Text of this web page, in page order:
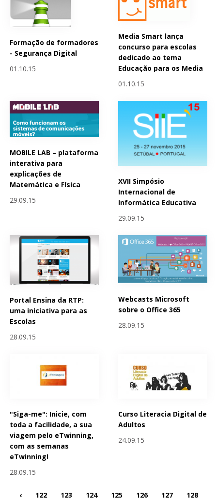
Formação de formadores
- Segurança Digital
01.10.15
Media Smart lança
concurso para escolas
dedicado ao tema
Educação para os Media
01.10.15
MOBILE LAB – plataforma
interativa para
explicações de
Matemática e Física
29.09.15
XVII Simpósio
Internacional de
Informática Educativa
29.09.15
Portal Ensina da RTP:
uma iniciativa para as
Escolas
28.09.15
Webcasts Microsoft
sobre o Office 365
28.09.15
"Siga-me": Inicie, com
toda a facilidade, a sua
viagem pelo eTwinning,
com as semanas
eTwinning!
28.09.15
Curso Literacia Digital de
Adultos
24.09.15
‹ 122 123 124 125 126 127
128